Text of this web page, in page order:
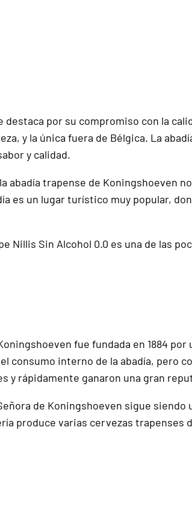
destaca por su compromiso con la
y la única fuera de Bélgica. La
y calidad.
abadía trapense de Koningshoeven
es un lugar turístico muy popular,
Nillis Sin Alcohol 0.0 es una de las
fue fundada en 1884
interno de la abadía, pero
y rápidamente ganaron una gran
de Koningshoeven sigue
produce varias cervezas trapenses